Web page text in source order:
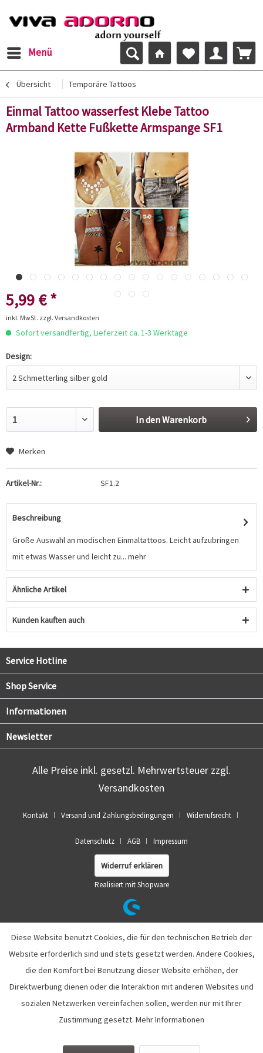
Menü
Übersicht Temporäre Tattoos
Einmal Tattoo wasserfest Klebe Tattoo
Armband Kette Fußkette Armspange SF1
5,99 € *
inkl. MwSt. zzgl. Versandkosten
Sofort versandfertig, Lieferzeit ca. 1-3 Werktage
Design:
In denWarenkorb
Merken
Artikel-Nr.: SF1.2
Beschreibung
Große Auswahl an modischen Einmaltattoos. Leicht aufzubringen
mit etwas Wasser und leicht zu... mehr
Ähnliche Artikel
Kunden kauften auch
Service Hotline
Shop Service
Informationen
Newsletter
Alle Preise inkl. gesetzl. Mehrwertsteuer zzgl.
Versandkosten
Kontakt Versand und Zahlungsbedingungen Widerrufsrecht
Datenschutz AGB Impressum
Widerruf erklären
Realisiert mit Shopware
Diese Website benutzt Cookies, die für den technischen Betrieb der
Website erforderlich sind und stets gesetzt werden. Andere Cookies,
die den Komfort bei Benutzung dieser Website erhöhen, der
Direktwerbung dienen oder die Interaktion mit anderen Websites und
sozialen Netzwerken vereinfachen sollen, werden nur mit Ihrer
Zustimmung gesetzt. Mehr Informationen